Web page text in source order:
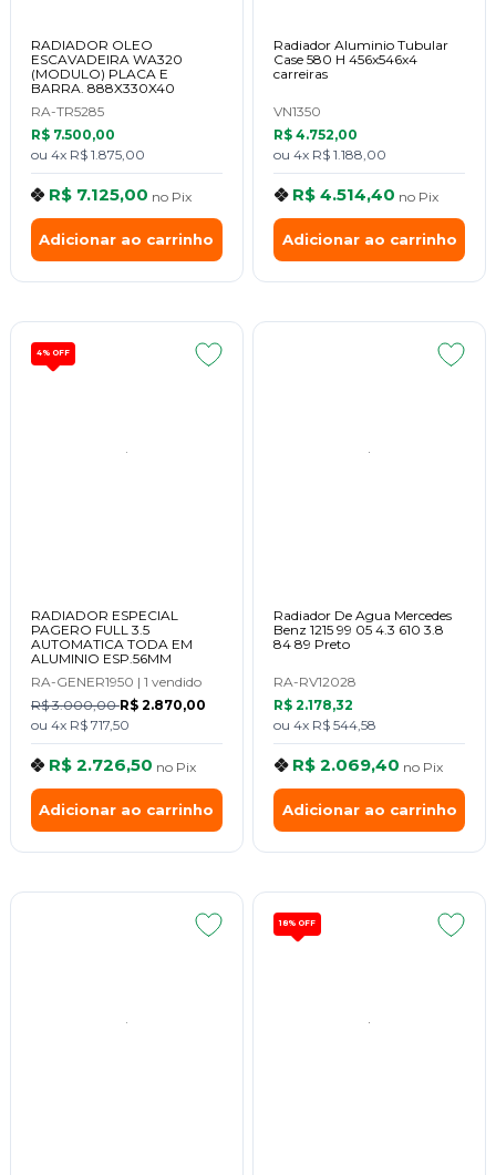
RADIADOR OLEO
ESCAVADEIRA WA320
(MODULO) PLACA E
BARRA. 888X330X40
RA-TR5285
R$ 7.500,00
ou 4x R$ 1.875,00
R$ 7.125,00 no Pix
Adicionar ao carrinho
Radiador Aluminio Tubular
Case 580 H 456x546x4
carreiras
VN1350
R$ 4.752,00
ou 4x R$ 1.188,00
R$ 4.514,40 no Pix
Adicionar ao carrinho
4% OFF
RADIADOR ESPECIAL
PAGERO FULL 3.5
AUTOMATICA TODA EM
ALUMINIO ESP.56MM
RA-GENER1950 | 1 vendido
R$ 3.000,00R$ 2.870,00
ou 4x R$ 717,50
R$ 2.726,50 no Pix
Adicionar ao carrinho
Radiador De Agua Mercedes
Benz 1215 99 05 4.3 610 3.8
84 89 Preto
RA-RV12028
R$ 2.178,32
ou 4x R$ 544,58
R$ 2.069,40 no Pix
Adicionar ao carrinho
18% OFF